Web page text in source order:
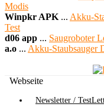
Modis
Winpkr APK ... Akku-
Test
d06 app ... Saugroboter
a.o ... Akku-Staubsauger
Webseite
Newsletter /